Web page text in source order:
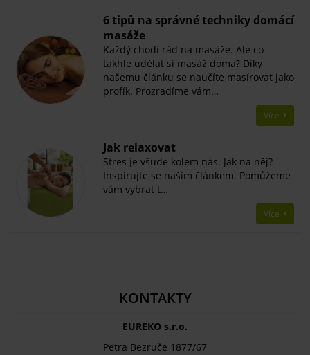
6 tipů na správné techniky domácí
masáže
Každý chodí rád na masáže. Ale co
takhle udělat si masáž doma? Díky
našemu článku se naučíte masírovat jako
profík. Prozradíme vám…
Více
Jak relaxovat
Stres je všude kolem nás. Jak na něj?
Inspirujte se naším článkem. Pomůžeme
vám vybrat t…
Více
KONTAKTY
EUREKO s.r.o.
Petra Bezruče 1877/67